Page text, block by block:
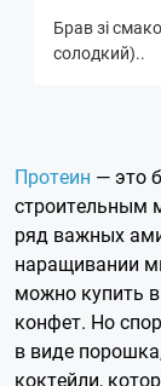
Брав зі
солодкий)..
Протеин — это
строительным
ряд важных
наращивании
можно купить
конфет. Но
в виде
коктейли,